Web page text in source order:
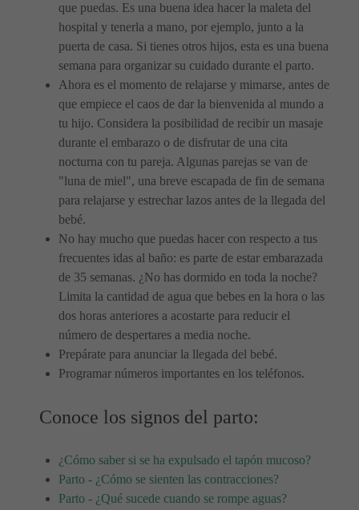
que puedas. Es una buena idea hacer la maleta del
hospital y tenerla a mano, por ejemplo, junto a la
puerta de casa. Si tienes otros hijos, esta es una buena
semana para organizar su cuidado durante el parto.
Ahora es el momento de relajarse y mimarse, antes de
que empiece el caos de dar la bienvenida al mundo a
tu hijo. Considera la posibilidad de recibir un masaje
durante el embarazo o de disfrutar de una cita
nocturna con tu pareja. Algunas parejas se van de
"luna de miel", una breve escapada de fin de semana
para relajarse y estrechar lazos antes de la llegada del
bebé.
No hay mucho que puedas hacer con respecto a tus
frecuentes idas al baño: es parte de estar embarazada
de 35 semanas. ¿No has dormido en toda la noche?
Limita la cantidad de agua que bebes en la hora o las
dos horas anteriores a acostarte para reducir el
número de despertares a media noche.
Prepárate para anunciar la llegada del bebé.
Programar números importantes en los teléfonos.
Conoce los signos del parto:
¿Cómo saber si se ha expulsado el tapón mucoso?
Parto - ¿Cómo se sienten las contracciones?
Parto - ¿Qué sucede cuando se rompe aguas?